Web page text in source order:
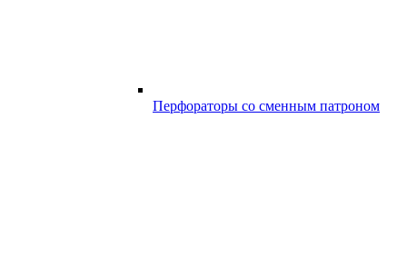
Перфораторы со сменным патроном